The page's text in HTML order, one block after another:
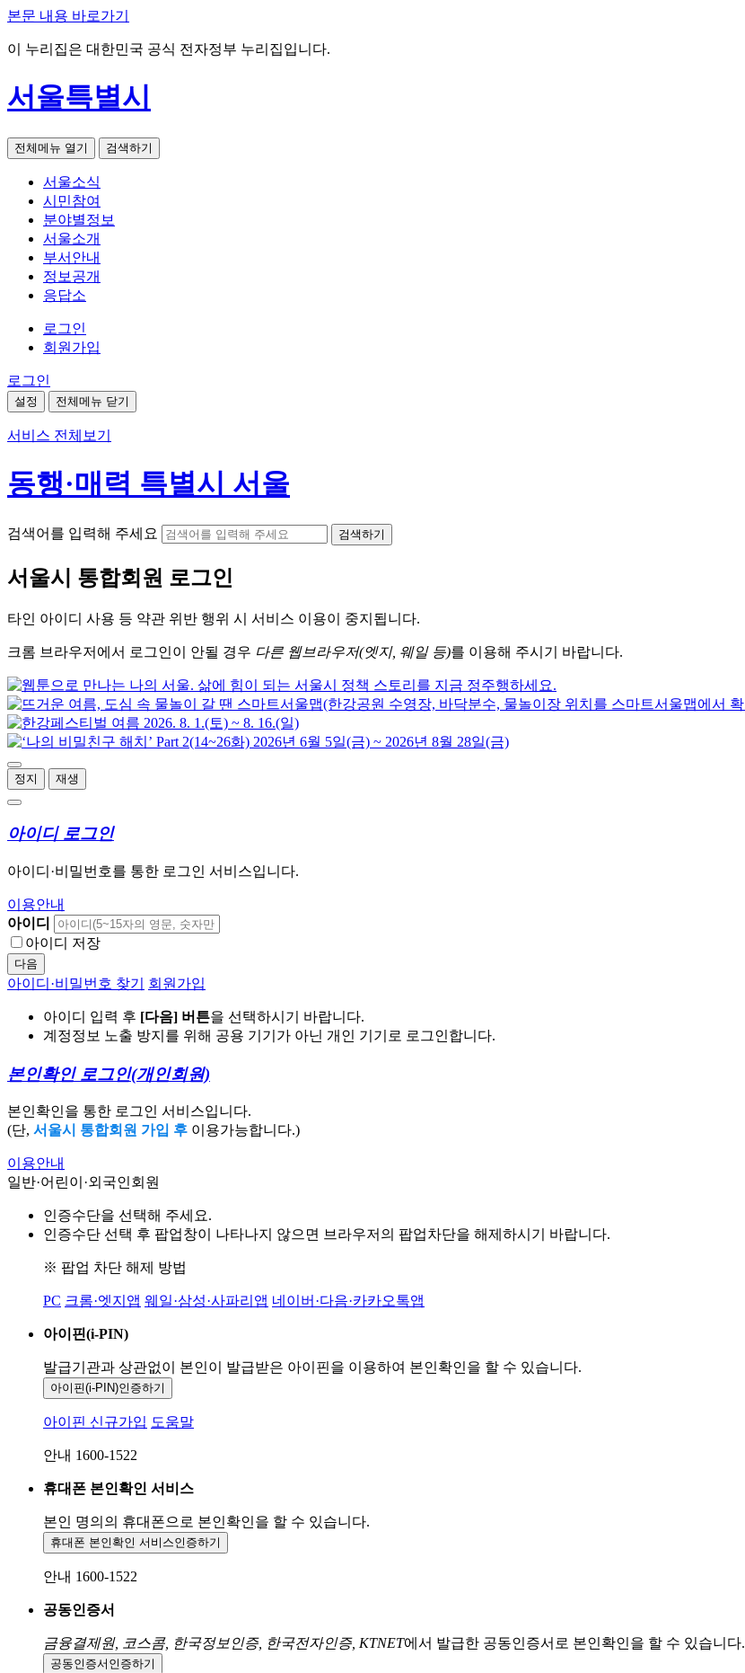
본문 내용 바로가기
이 누리집은 대한민국 공식 전자정부 누리집입니다.
서울특별시
전체메뉴 열기 검색하기
서울소식
시민참여
분야별정보
서울소개
부서안내
정보공개
응답소
로그인
회원가입
로그인
설정 전체메뉴 닫기
서비스 전체보기
동행·매력 특별시 서울
검색어를 입력해 주세요 검색하기
서울시 통합회원 로그인
타인 아이디 사용 등 약관 위반 행위 시 서비스 이용이 중지됩니다.
크롬 브라우저에서 로그인이 안될 경우 다른 웹브라우저(엣지, 웨일 등)를 이용해 주시기 바랍니다.
정지 재생
아이디 로그인
아이디·비밀번호를 통한 로그인 서비스입니다.
이용안내
아이디
아이디 저장
다음
아이디·비밀번호 찾기 회원가입
아이디 입력 후 [다음] 버튼을 선택하시기 바랍니다.
계정정보 노출 방지를 위해 공용 기기가 아닌 개인 기기로 로그인합니다.
본인확인 로그인(개인회원)
본인확인을 통한 로그인 서비스입니다.
(단, 서울시 통합회원 가입 후 이용가능합니다.)
이용안내
일반·어린이·외국인회원
인증수단을 선택해 주세요.
인증수단 선택 후 팝업창이 나타나지 않으면 브라우저의 팝업차단을 해제하시기 바랍니다.
※ 팝업 차단 해제 방법
PC 크롬·엣지앱 웨일·삼성·사파리앱 네이버·다음·카카오톡앱
아이핀(i-PIN)
발급기관과 상관없이 본인이 발급받은 아이핀을 이용하여 본인확인을 할 수 있습니다.
아이핀(i-PIN)인증하기
아이핀 신규가입 도움말
안내 1600-1522
휴대폰 본인확인 서비스
본인 명의의 휴대폰으로 본인확인을 할 수 있습니다.
휴대폰 본인확인 서비스인증하기
안내 1600-1522
공동인증서
금융결제원, 코스콤, 한국정보인증, 한국전자인증, KTNET에서 발급한 공동인증서로 본인확인을 할 수 있습니다.
공동인증서 인증하기